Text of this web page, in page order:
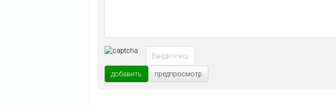
добавить предпросмотр